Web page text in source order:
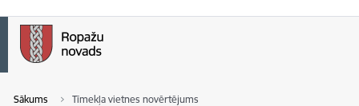
Sākums Tīmekļa vietnes novērtējums